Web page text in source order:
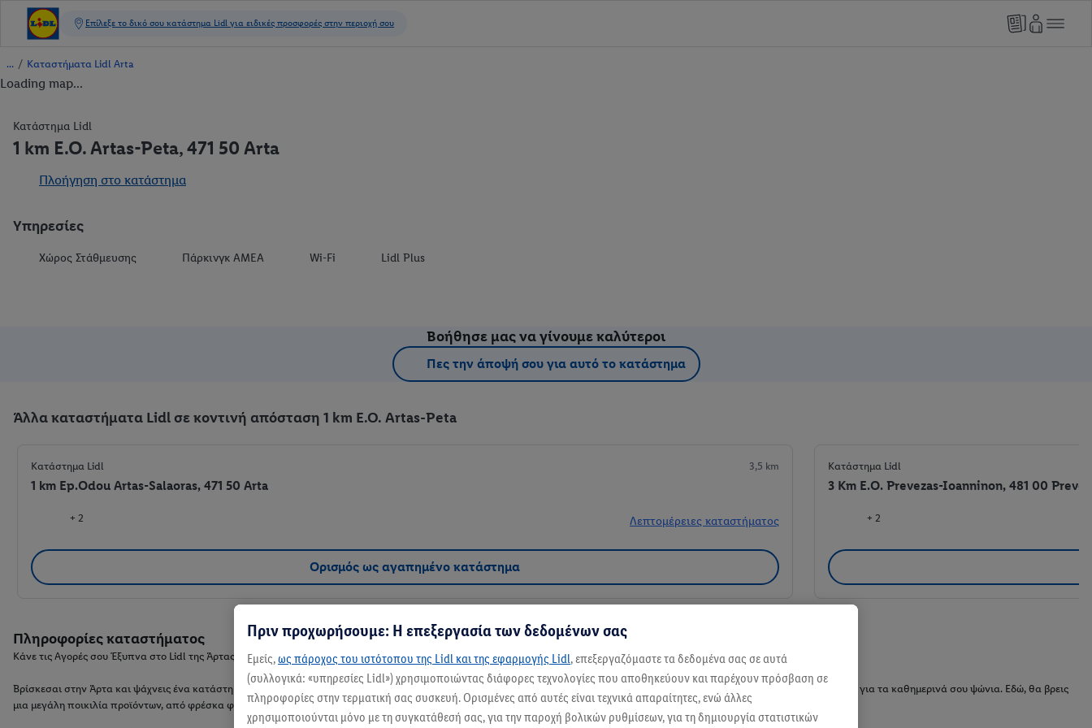
/ Καταστήματα Lidl Arta
Loading map...
Κατάστημα Lidl
1 km E.O. Artas-Peta, 471 50 Arta
Πλοήγηση στο κατάστημα
Υπηρεσίες
Χώρος Στάθμευσης Πάρκινγκ ΑΜΕΑ Wi-Fi Lidl Plus
Βοήθησε μας να γίνουμε καλύτεροι
Πες την άποψή σου για αυτό το κατάστημα
Άλλα καταστήματα Lidl σε κοντινή απόσταση 1 km E.O. Artas-Peta
Κατάστημα Lidl 3,5 km
1 km Ep.Odou Artas-Salaoras, 471 50 Arta
+ 2 Λεπτομέρειες καταστήματος
Ορισμός ως αγαπημένο κατάστημα
Κατάστημα Lidl
3 Km E.O. Prevezas-Ioanninon, 481 00
+ 2
Πληροφορίες καταστήματος
Κάνε τις Αγορές σου Έξυπνα στο Lidl της Άρτας!
Βρίσκεσαι στην Άρτα και ψάχνεις ένα κατάστημα με χαμηλές τιμές χωρίς να θυσιάσεις την ποιότητα; Το Lidl, που βρίσκεται στο 1ο χλμ. της Ε.Ο. Άρτας-Πέτα, είναι η ιδανική επιλογή για τα καθημερινά σου ψώνια. Εδώ, θα βρεις
μια μεγάλη ποικιλία προϊόντων, από φρέσκα φρούτα και λαχανικά, λαχταριστά προϊόντα φούρνου από "Ο Φούρνος Μας", γαλακτοκομικά και εκλεκτά κρέατα.
Πριν προχωρήσουμε: Η επεξεργασία των δεδομένων σας
Εμείς,ως πάροχος του ιστότοπου της Lidl και της εφαρμογής Lidl, επεξεργαζόμαστε τα δεδομένα σας σε αυτά
(συλλογικά: «υπηρεσίες Lidl») χρησιμοποιώντας διάφορες τεχνολογίες που αποθηκεύουν και παρέχουν πρόσβαση σε
πληροφορίες στην τερματική σας συσκευή. Ορισμένες από αυτές είναι τεχνικά απαραίτητες, ενώ άλλες
χρησιμοποιούνται μόνο με τη συγκατάθεσή σας, για την παροχή βολικών ρυθμίσεων, για τη δημιουργία στατιστικών